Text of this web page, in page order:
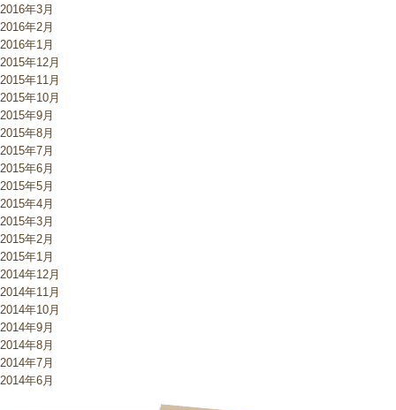
2016年3月
2016年2月
2016年1月
2015年12月
2015年11月
2015年10月
2015年9月
2015年8月
2015年7月
2015年6月
2015年5月
2015年4月
2015年3月
2015年2月
2015年1月
2014年12月
2014年11月
2014年10月
2014年9月
2014年8月
2014年7月
2014年6月